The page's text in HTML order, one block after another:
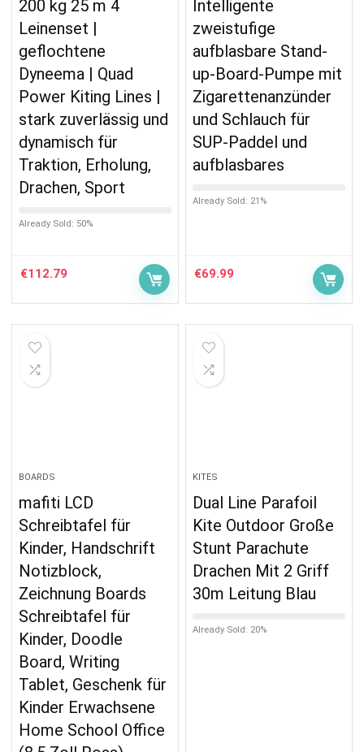
200 kg 25 m 4
Leinenset |
geflochtene
Dyneema | Quad
Power Kiting Lines |
stark zuverlässig und
dynamisch für
Traktion, Erholung,
Drachen, Sport
Already Sold: 50%
€112.79
Intelligente
zweistufige
aufblasbare Stand-
up-Board-Pumpe mit
Zigarettenanzünder
und Schlauch für
SUP-Paddel und
aufblasbares
Already Sold: 21%
€69.99
BOARDS
mafiti LCD
Schreibtafel für
Kinder, Handschrift
Notizblock,
Zeichnung Boards
Schreibtafel für
Kinder, Doodle
Board, Writing
Tablet, Geschenk für
Kinder Erwachsene
Home School Office
KITES
Dual Line Parafoil
Kite Outdoor Große
Stunt Parachute
Drachen Mit 2 Griff
30m Leitung Blau
Already Sold: 20%